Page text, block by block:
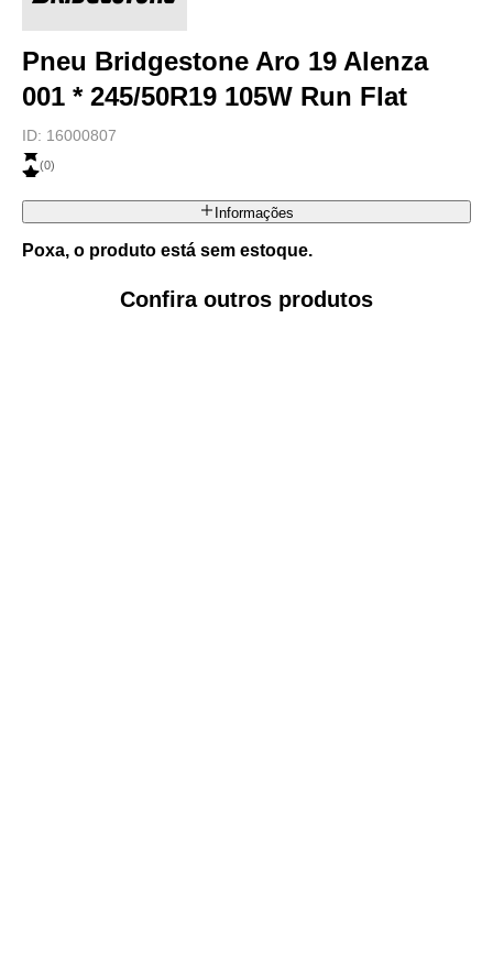
Pneu Bridgestone Aro 19 Alenza
001 * 245/50R19 105W Run Flat
ID: 16000807
(0)
Informações
Poxa, o produto está sem estoque.
Confira outros produtos